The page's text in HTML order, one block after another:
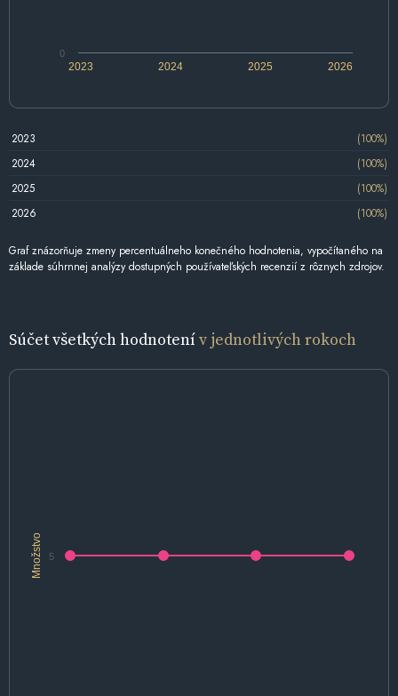
2024 2026
2023 2025
0
2023
(100%)
2024
(100%)
2025
(100%)
2026
(100%)
Graf znázorňuje zmeny percentuálneho konečného hodnotenia, vypočítaného na
základe súhrnnej analýzy dostupných používateľských recenzií z rôznych zdrojov.
Súčet všetkých hodnotenív jednotlivých rokoch
Množstvo 5